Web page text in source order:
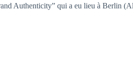
Authenticity” qui a eu lieu à Berlin